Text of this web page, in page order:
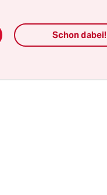
Schon dabei!